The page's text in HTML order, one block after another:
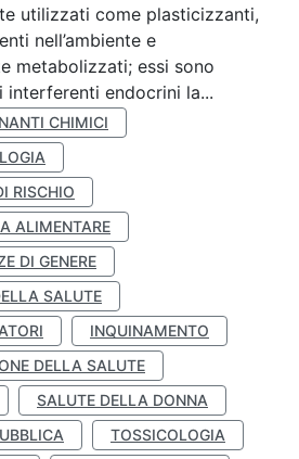
utilizzati come plasticizzanti,
nell’ambiente e
metabolizzati; essi sono
interferenti endocrini la...
CHIMICI
RISCHIO
ALIMENTARE
DI GENERE
SALUTE
INQUINAMENTO
DELLA SALUTE
SALUTE DELLA DONNA
TOSSICOLOGIA